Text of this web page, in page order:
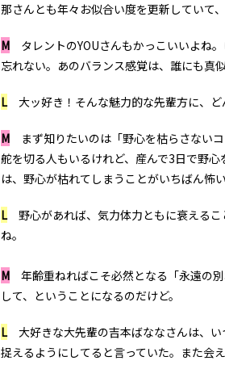
那さんとも年々お似合い度を更新していて
M タレントのYOUさんもかっこいいよね
忘れない。あのバランス感覚は、誰にも真
L大ッ好き！そんな魅力的な先輩方に、ど
M まず知りたいのは「野心を枯らさない
舵を切る人もいるけれど、産んで3日で野
は、野心が枯れてしまうことがいちばん怖
L野心があれば、気力体力ともに衰えるこ
ね。
M 年齢重ねればこそ必然となる「永遠の
して、ということになるのだけど。
L大好きな大先輩の吉本ばななさんは、い
捉えるようにしてると言っていた。また会